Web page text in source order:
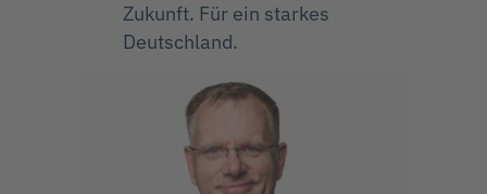
Zukunft. Für ein starkes
Deutschland.